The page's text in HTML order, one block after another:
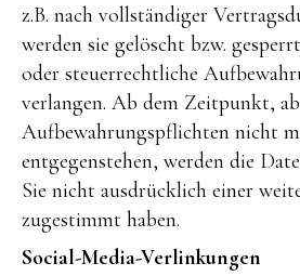
z.B. nach vollständiger
werden sie gelöscht bzw.
oder steuerrechtliche
verlangen. Ab dem Zeitpunkt,
Aufbewahrungspflichten nicht
entgegenstehen, werden die
Sie nicht ausdrücklich einer
zugestimmt haben.
Social-Media-Verlinkungen